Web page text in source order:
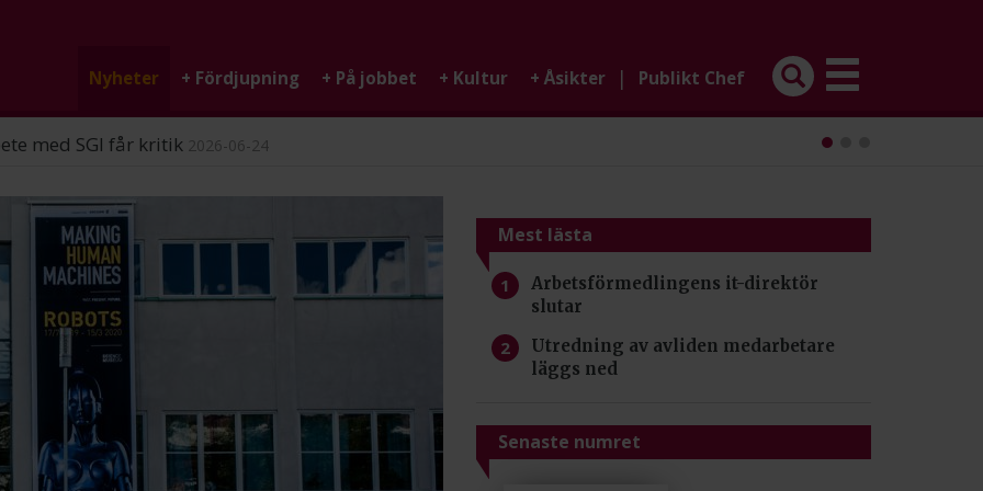
Nyheter + Fördjupning + På jobbet + Kultur + Åsikter | Publikt Chef
2026-06-25
Mest lästa
Arbetsförmedlingens it-direktör
slutar
Utredning av avliden medarbetare
läggs ned
Senaste numret